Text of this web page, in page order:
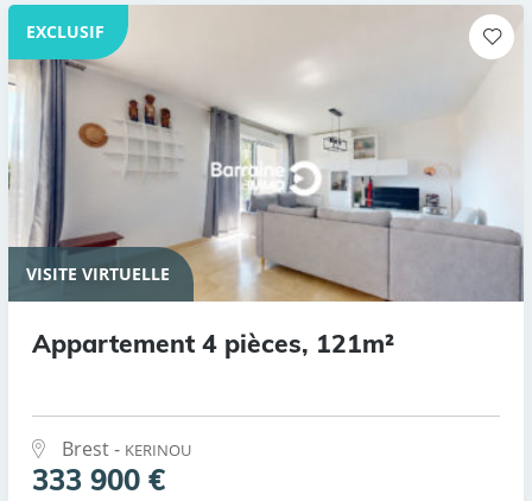
EXCLUSIF
VISITE VIRTUELLE
Appartement 4 pièces, 121m²
Brest - KERINOU
333 900 €